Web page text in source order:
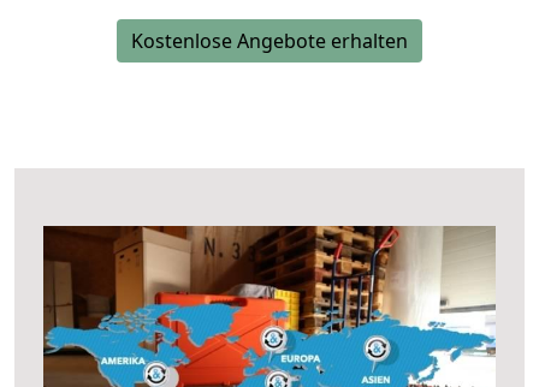
Kostenlose Angebote erhalten